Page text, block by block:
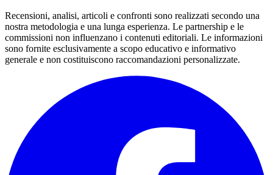
Recensioni, analisi, articoli e confronti sono realizzati secondo una
nostra metodologia e una lunga esperienza. Le partnership e le
commissioni non influenzano i contenuti editoriali. Le informazioni
sono fornite esclusivamente a scopo educativo e informativo
generale e non costituiscono raccomandazioni personalizzate.